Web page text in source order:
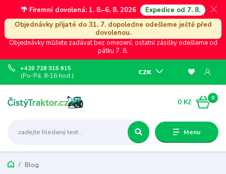
🌴 Firemní dovolená: 1. 8.–6. 8. 2026
Expedice od 7. 8.
Objednávky přijaté do 31. 7. dopoledne odešleme ještě před
dovolenou.
Objednávky můžete zadávat bez omezení, ostatní zásilky odešleme od
pátku 7. 8.
Menu
CZK
+420 728 315 615
(Po-Pá, 8-16 hod.)
0
0 Kč
Blog